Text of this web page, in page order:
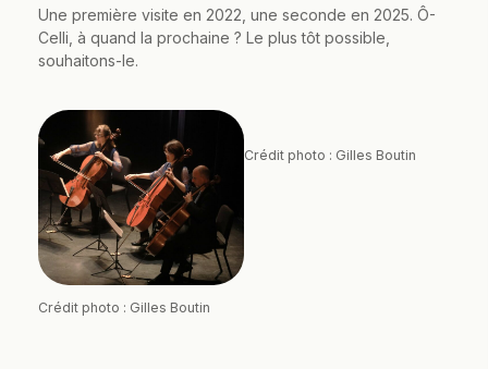
Une première visite en 2022, une seconde en 2025. Ô-
Celli, à quand la prochaine ? Le plus tôt possible,
souhaitons-le.
Crédit photo : Gilles Boutin
Crédit photo : Gilles Boutin